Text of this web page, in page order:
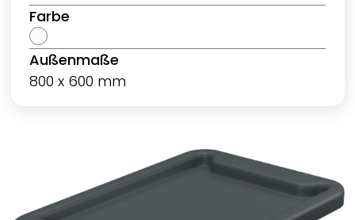
Farbe
Außenmaße
800 x 600 mm